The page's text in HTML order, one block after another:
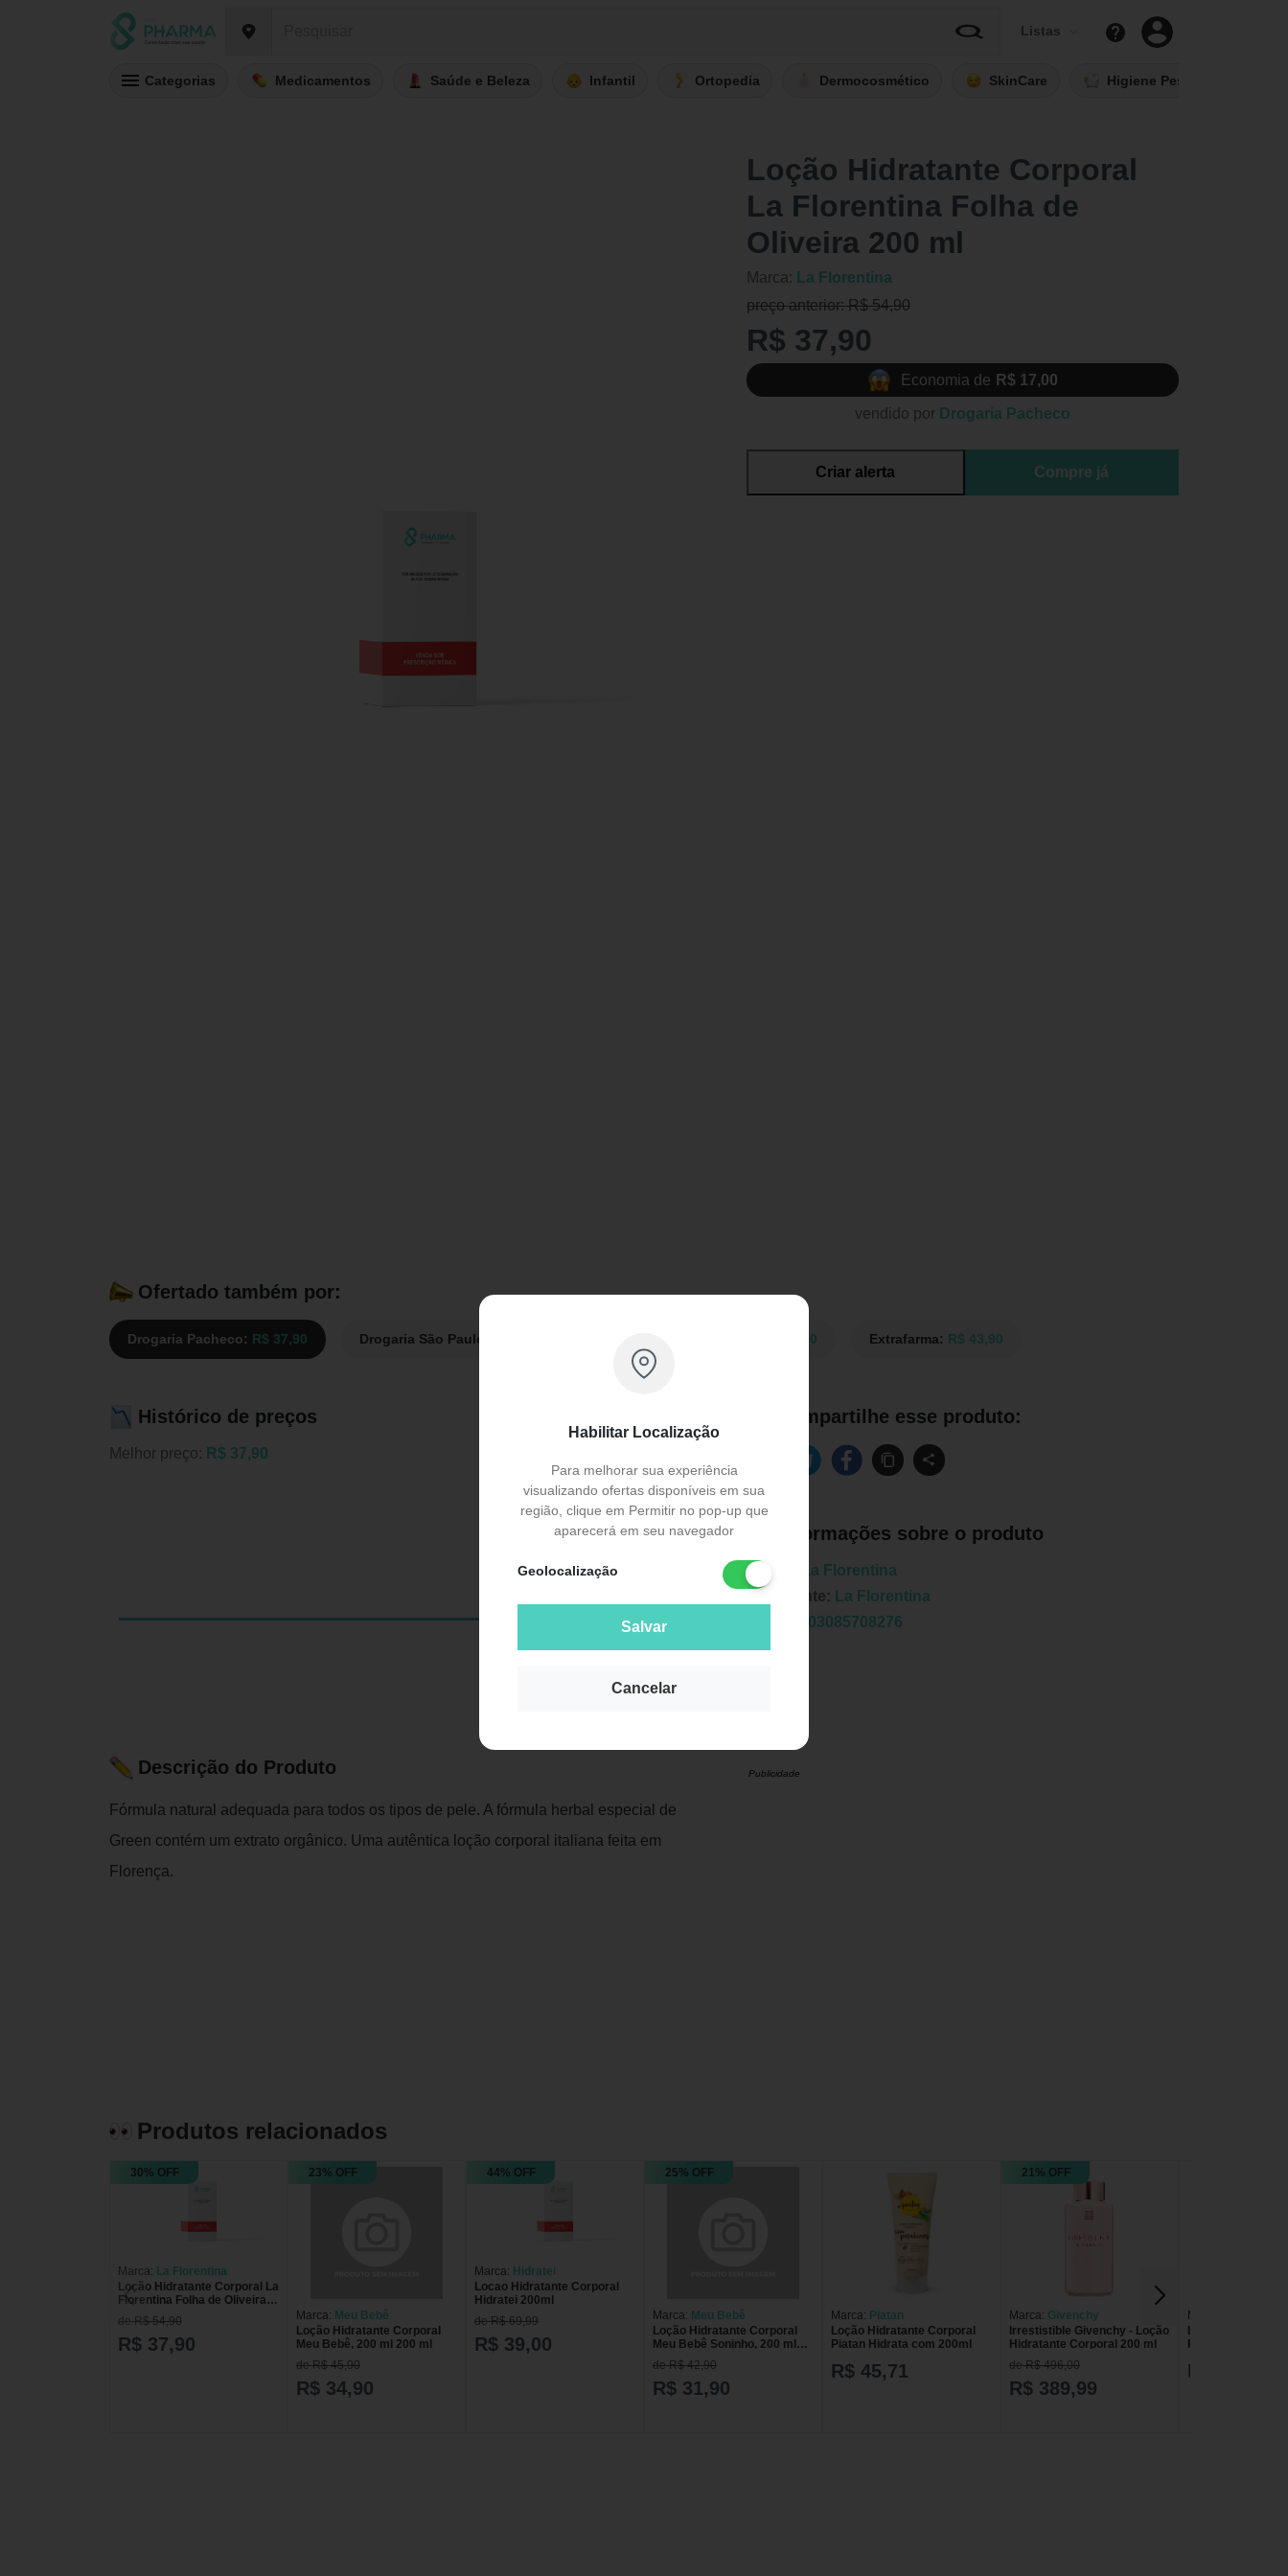
Listas
Categorias Medicamentos Saúde e Beleza Infantil Ortopedia Dermocosmético SkinCare Higiene Pessoal
Habilitar Localização
Para melhorar sua experiência
visualizando ofertas disponíveis em sua
região, clique em Permitir no pop-up que
aparecerá em seu navegador
Geolocalização
Salvar
Cancelar
Loção Hidratante Corporal
La Florentina Folha de
Oliveira 200 ml
Marca: La Florentina
preço anterior: R$ 54,90
R$ 37,90
Economia de R$ 17,00
vendido por Drogaria Pacheco
Criar alerta Compre já
Ofertado também por:
Drogaria Pacheco: R$ 37,90 Drogaria São Paulo: R$ 43,90 Extrafarma: R$ 43,90
Histórico de preços
Melhor preço: R$ 37,90
Descrição do Produto
Fórmula natural adequada para todos os tipos de pele. A fórmula herbal especial de
Green contém um extrato orgânico. Uma autêntica loção corporal italiana feita em
Florença.
Compartilhe esse produto:
Informações sobre o produto
Marca:
La Florentina
Fabricante: La Florentina
8003085708276
Publicidade
Produtos relacionados
30% OFF
Marca: La Florentina
Loção Hidratante Corporal La
Florentina Folha de Oliveira
de R$ 54,90
R$ 37,90
23% OFF
Marca: Meu Bebê
Loção Hidratante Corporal
Meu Bebê, 200 ml 200 ml
de R$ 45,90
R$ 34,90
44% OFF
Marca: Hidratei
Locao Hidratante Corporal
Hidratei 200ml
de R$ 69,99
R$ 39,00
25% OFF
Marca: Meu Bebê
Loção Hidratante Corporal
Meu Bebê Soninho, 200 ml
200 ml
de R$ 42,90
R$ 31,90
Marca: Piatan
Loção Hidratante Corporal
Piatan Hidrata com 200ml
R$ 45,71
21% OFF
Marca: Givenchy
Irrestistible Givenchy - Loção
Hidratante Corporal 200 ml
de R$ 496,00
R$ 389,99
Marca:
Loção Hidratante
Piatan Renova
R$ 45,71